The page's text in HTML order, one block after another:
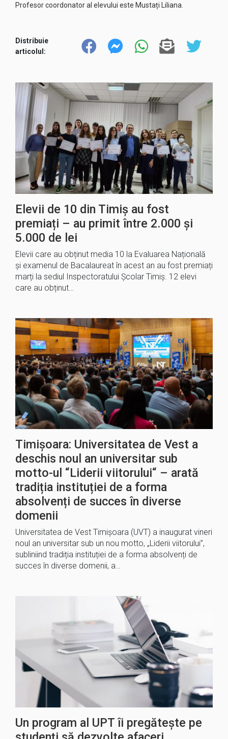
Profesor coordonator al elevului este Mustați Liliana.
Distribuie
articolul:
Elevii de 10 din Timiș au fost
premiați – au primit între 2.000 și
5.000 de lei
Elevii care au obținut media 10 la Evaluarea Națională
și examenul de Bacalaureat în acest an au fost premiați
marți la sediul Inspectoratului Școlar Timiș. 12 elevi
care au obținut…
Timișoara: Universitatea de Vest a
deschis noul an universitar sub
motto-ul “Liderii viitorului“ – arată
tradiția instituției de a forma
absolvenți de succes în diverse
domenii
Universitatea de Vest Timișoara (UVT) a inaugurat vineri
noul an universitar sub un nou motto, „Liderii viitorului”,
subliniind tradiția instituției de a forma absolvenți de
succes în diverse domenii, a…
Un program al UPT îi pregătește pe